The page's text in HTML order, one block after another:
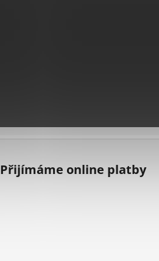
Přijímáme online platby